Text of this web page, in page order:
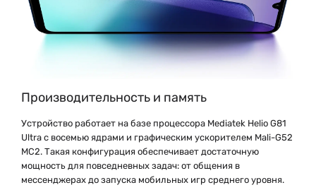
Производительность и память
Устройство работает на базе процессора Mediatek Helio G81
Ultra с восемью ядрами и графическим ускорителем Mali-G52
MC2. Такая конфигурация обеспечивает достаточную
мощность для повседневных задач: от общения в
мессенджерах до запуска мобильных игр среднего уровня.